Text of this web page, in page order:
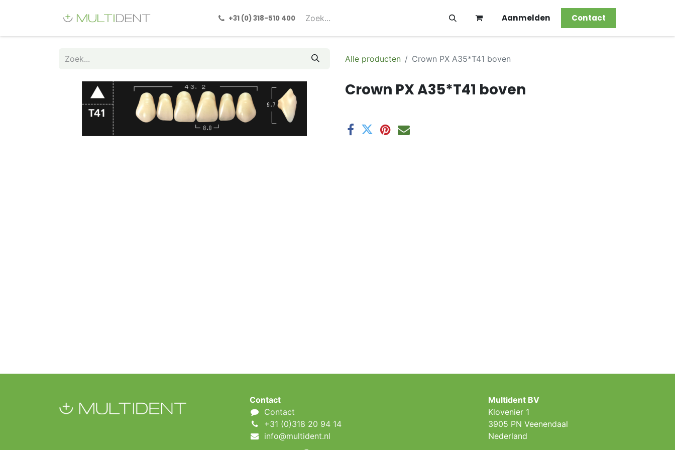
Formulieren
+31 (0) 318-510 400​​ Aanmelden Contact
Alle producten Crown PX A35*T41 boven
Crown PX A35*T41 boven
Contact
Contact
+31 (0)318 20 94 14
info@multident.nl
Multident BV
Klovenier 1
3905 PN Veenendaal
Nederland ​